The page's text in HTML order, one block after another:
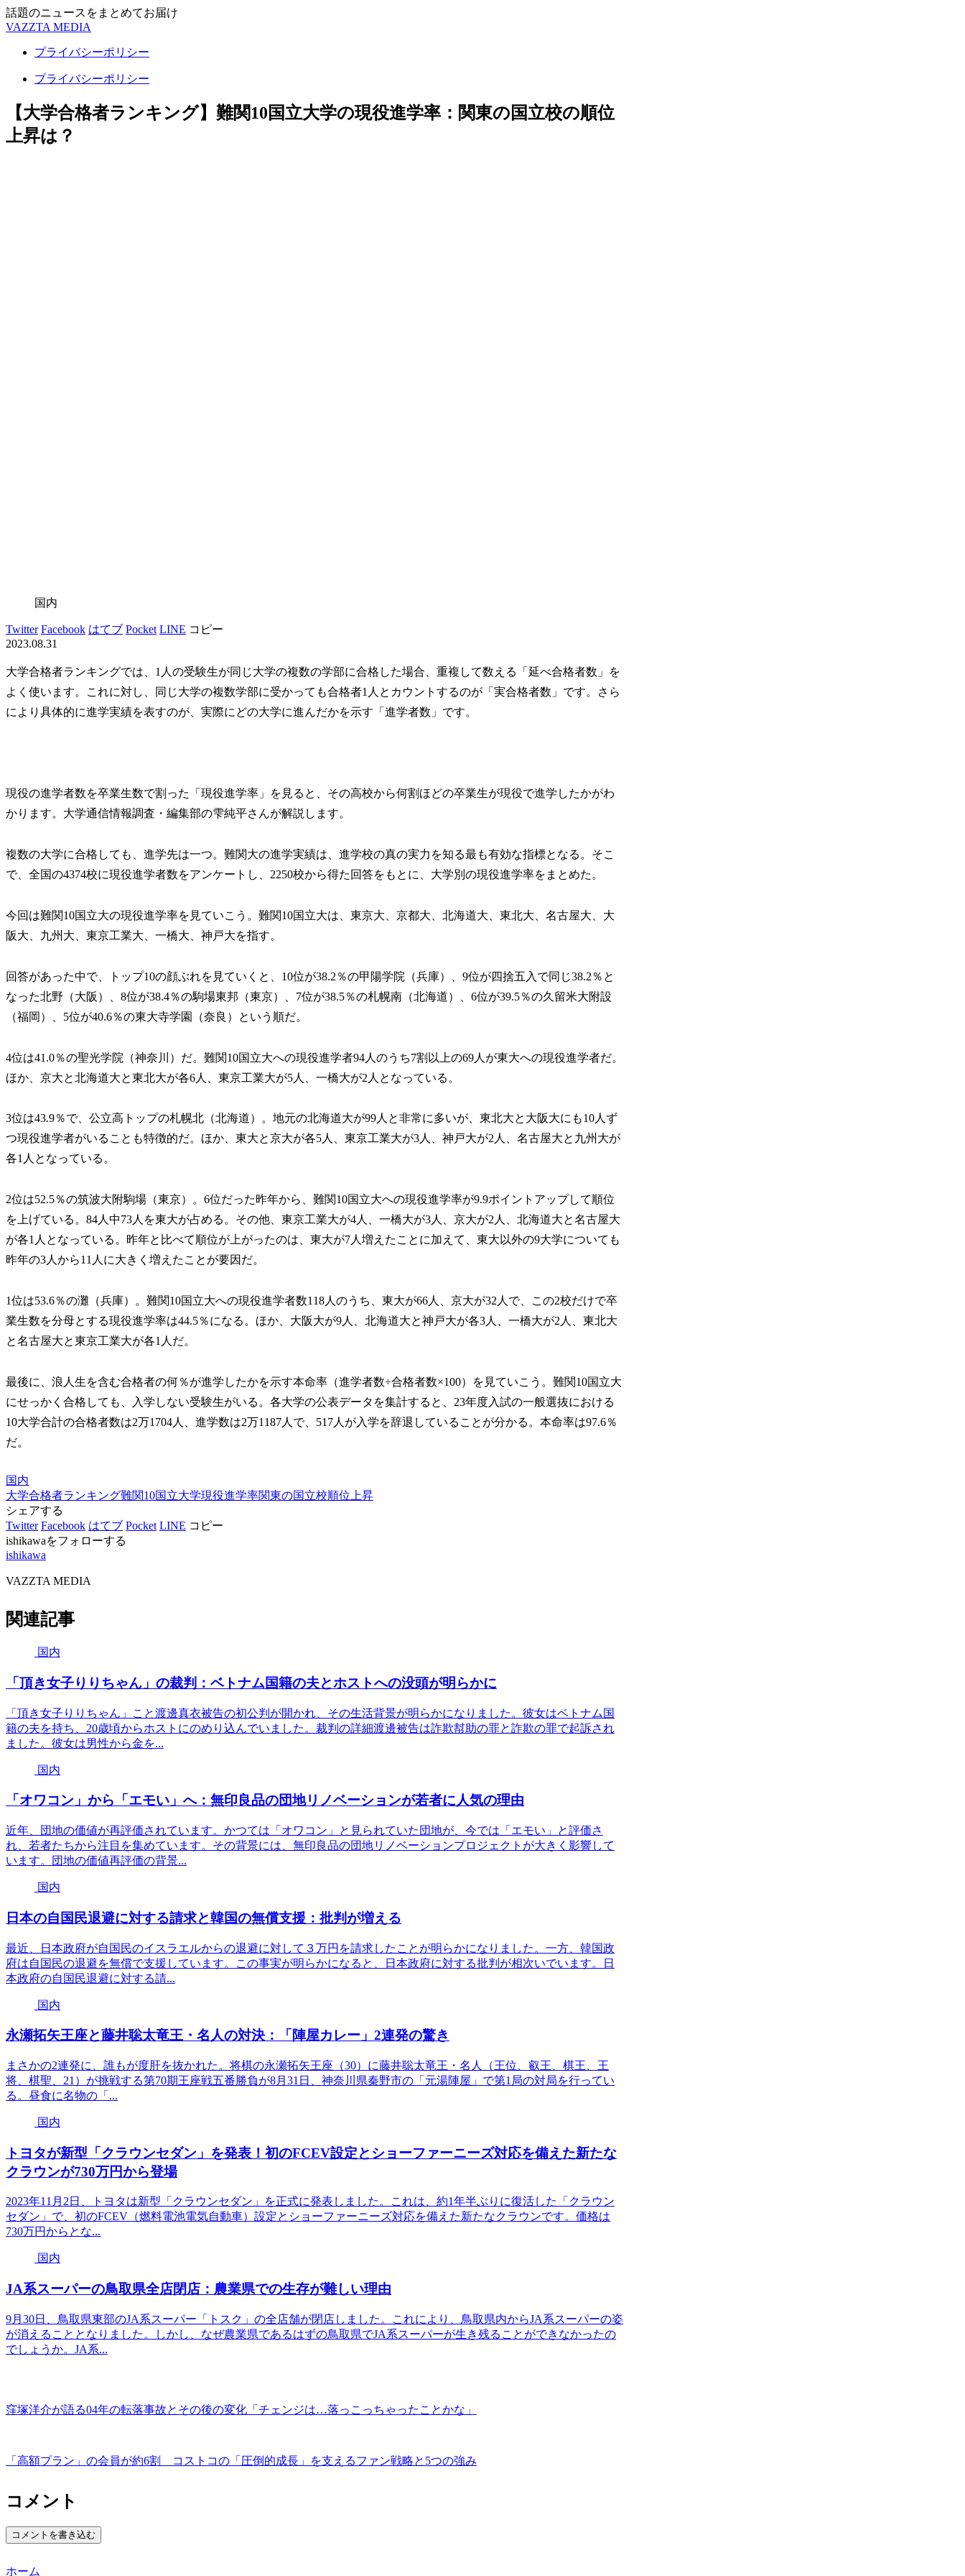
話題のニュースをまとめてお届け
VAZZTA MEDIA
プライバシーポリシー
プライバシーポリシー
【大学合格者ランキング】難関10国立大学の現役進学率：関東の国立校の順位
上昇は？
国内
Twitter Facebook はてブ Pocket LINE コピー
2023.08.31
大学合格者ランキングでは、1人の受験生が同じ大学の複数の学部に合格した場合、重複して数える「延べ合格者数」を
よく使います。これに対し、同じ大学の複数学部に受かっても合格者1人とカウントするのが「実合格者数」です。さら
により具体的に進学実績を表すのが、実際にどの大学に進んだかを示す「進学者数」です。
現役の進学者数を卒業生数で割った「現役進学率」を見ると、その高校から何割ほどの卒業生が現役で進学したかがわ
かります。大学通信情報調査・編集部の雫純平さんが解説します。
複数の大学に合格しても、進学先は一つ。難関大の進学実績は、進学校の真の実力を知る最も有効な指標となる。そこ
で、全国の4374校に現役進学者数をアンケートし、2250校から得た回答をもとに、大学別の現役進学率をまとめた。
今回は難関10国立大の現役進学率を見ていこう。難関10国立大は、東京大、京都大、北海道大、東北大、名古屋大、大
阪大、九州大、東京工業大、一橋大、神戸大を指す。
回答があった中で、トップ10の顔ぶれを見ていくと、10位が38.2％の甲陽学院（兵庫）、9位が四捨五入で同じ38.2％と
なった北野（大阪）、8位が38.4％の駒場東邦（東京）、7位が38.5％の札幌南（北海道）、6位が39.5％の久留米大附設
（福岡）、5位が40.6％の東大寺学園（奈良）という順だ。
4位は41.0％の聖光学院（神奈川）だ。難関10国立大への現役進学者94人のうち7割以上の69人が東大への現役進学者だ。
ほか、京大と北海道大と東北大が各6人、東京工業大が5人、一橋大が2人となっている。
3位は43.9％で、公立高トップの札幌北（北海道）。地元の北海道大が99人と非常に多いが、東北大と大阪大にも10人ず
つ現役進学者がいることも特徴的だ。ほか、東大と京大が各5人、東京工業大が3人、神戸大が2人、名古屋大と九州大が
各1人となっている。
2位は52.5％の筑波大附駒場（東京）。6位だった昨年から、難関10国立大への現役進学率が9.9ポイントアップして順位
を上げている。84人中73人を東大が占める。その他、東京工業大が4人、一橋大が3人、京大が2人、北海道大と名古屋大
が各1人となっている。昨年と比べて順位が上がったのは、東大が7人増えたことに加えて、東大以外の9大学についても
昨年の3人から11人に大きく増えたことが要因だ。
1位は53.6％の灘（兵庫）。難関10国立大への現役進学者数118人のうち、東大が66人、京大が32人で、この2校だけで卒
業生数を分母とする現役進学率は44.5％になる。ほか、大阪大が9人、北海道大と神戸大が各3人、一橋大が2人、東北大
と名古屋大と東京工業大が各1人だ。
最後に、浪人生を含む合格者の何％が進学したかを示す本命率（進学者数÷合格者数×100）を見ていこう。難関10国立大
にせっかく合格しても、入学しない受験生がいる。各大学の公表データを集計すると、23年度入試の一般選抜における
10大学合計の合格者数は2万1704人、進学数は2万1187人で、517人が入学を辞退していることが分かる。本命率は97.6％
だ。
国内
大学合格者ランキング難関10国立大学現役進学率関東の国立校順位上昇
シェアする
Twitter Facebook はてブ Pocket LINE コピー
ishikawaをフォローする
ishikawa
VAZZTA MEDIA
関連記事
国内
「頂き女子りりちゃん」の裁判：ベトナム国籍の夫とホストへの没頭が明らかに
「頂き女子りりちゃん」こと渡邊真衣被告の初公判が開かれ、その生活背景が明らかになりました。彼女はベトナム国
籍の夫を持ち、20歳頃からホストにのめり込んでいました。裁判の詳細渡邊被告は詐欺幇助の罪と詐欺の罪で起訴され
ました。彼女は男性から金を...
国内
「オワコン」から「エモい」へ：無印良品の団地リノベーションが若者に人気の理由
近年、団地の価値が再評価されています。かつては「オワコン」と見られていた団地が、今では「エモい」と評価さ
れ、若者たちから注目を集めています。その背景には、無印良品の団地リノベーションプロジェクトが大きく影響して
います。団地の価値再評価の背景...
国内
日本の自国民退避に対する請求と韓国の無償支援：批判が増える
最近、日本政府が自国民のイスラエルからの退避に対して３万円を請求したことが明らかになりました。一方、韓国政
府は自国民の退避を無償で支援しています。この事実が明らかになると、日本政府に対する批判が相次いでいます。日
本政府の自国民退避に対する請...
国内
永瀬拓矢王座と藤井聡太竜王・名人の対決：「陣屋カレー」2連発の驚き
まさかの2連発に、誰もが度肝を抜かれた。将棋の永瀬拓矢王座（30）に藤井聡太竜王・名人（王位、叡王、棋王、王
将、棋聖、21）が挑戦する第70期王座戦五番勝負が8月31日、神奈川県秦野市の「元湯陣屋」で第1局の対局を行ってい
る。昼食に名物の「...
国内
トヨタが新型「クラウンセダン」を発表！初のFCEV設定とショーファーニーズ対応を備えた新たな
クラウンが730万円から登場
2023年11月2日、トヨタは新型「クラウンセダン」を正式に発表しました。これは、約1年半ぶりに復活した「クラウン
セダン」で、初のFCEV（燃料電池電気自動車）設定とショーファーニーズ対応を備えた新たなクラウンです。価格は
730万円からとな...
国内
JA系スーパーの鳥取県全店閉店：農業県での生存が難しい理由
9月30日、鳥取県東部のJA系スーパー「トスク」の全店舗が閉店しました。これにより、鳥取県内からJA系スーパーの姿
が消えることとなりました。しかし、なぜ農業県であるはずの鳥取県でJA系スーパーが生き残ることができなかったの
でしょうか。JA系...
窪塚洋介が語る04年の転落事故とその後の変化「チェンジは…落っこっちゃったことかな」
「高額プラン」の会員が約6割 コストコの「圧倒的成長」を支えるファン戦略と5つの強み
コメント
コメントを書き込む
ホーム